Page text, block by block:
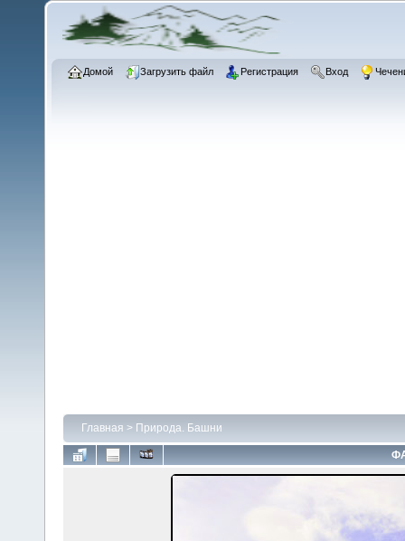
Домой Загрузить файл Регистрация Вход
Главная > Природа. Башни